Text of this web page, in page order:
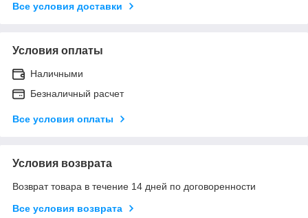
Все условия доставки
Условия оплаты
Наличными
Безналичный расчет
Все условия оплаты
Условия возврата
Возврат товара в течение 14 дней по договоренности
Все условия возврата